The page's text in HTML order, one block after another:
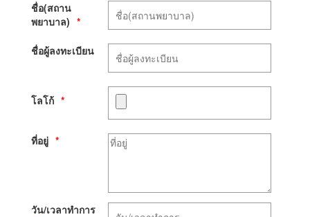
ชื่อ(สถาน
พยาบาล)
ชื่อผู้ลงทะเบียน
โลโก้
ที่อยู่
วัน/เวลาทำการ